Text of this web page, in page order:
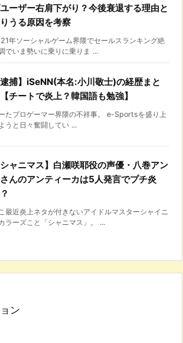
ーザー右肩下がり？今後衰退する理由と
うる原因を考察
年ソーシャルゲーム界隈でセールスランキング絶
でいま勢いに乗りに乗りま ...
逮捕】iSeNN(本名:小川敬士)の経歴まと
チートで炎上？韓国語も勉強】
たプロゲーマー界隈の不祥事。 e-Sportsを盛り上
うと日々奮闘してい ...
シャニマス】白瀬咲耶役の声優・八巻アン
んのアンティーカは5人発言でプチ炎
最近炎上ネタが付きないアイドルマスターシャイニ
ラーズこと「シャニマス」。 ...
ン